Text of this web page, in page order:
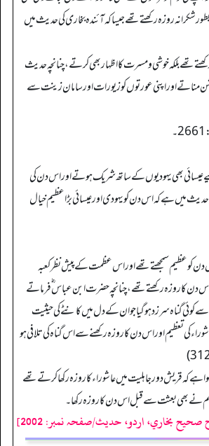
شکرانہ روزہ رکھتے تھے جیسا کہ آئندہ بخاری کی حدیث میں
تھے بلکہ خوشی و مسرت کا اظہار بھی کرتے، چنانچہ حدیث
مناتے اور اپنی عورتوں کو زیورات اور سامان زینت سے
بھی یہودیوں کے ساتھ شریک ہوتے اور اس دن کی
میں ہے کہ اس دن کو یہودی اور عیسائی بڑا عظیم خیال
دن کو عظیم سمجھتے تھے اور اس عظمت کے پیش نظر کعبہ
کا روزہ رکھتے تھے، چنانچہ حضرت ابن عباس ؓ فرماتے
کوئی گناہ سرزد ہو گیا جو ان کے دل میں کانٹے کی حیثیت
عاشوراء کی تعظیم اور اس دن کا روزہ رکھنے سے اس گناہ کی تلافی ہو
ہے کہ قریش دور جاہلیت میں عاشوراء کا روزہ رکھا کرتے تھے
نے بھی بعثت سے قبل اس دن کا روزہ رکھا۔
بخاري، اردو، حدیث/صفحہ نمبر: 2002]